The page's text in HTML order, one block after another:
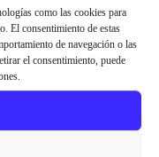
como las cookies para
El consentimiento de estas
de navegación o las
el consentimiento, puede